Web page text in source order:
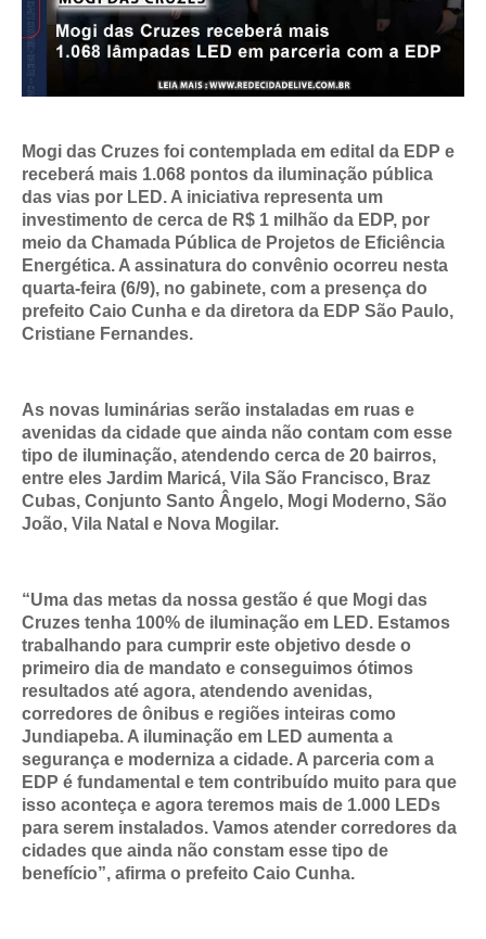
Mogi das Cruzes foi contemplada em edital da EDP e
receberá mais 1.068 pontos da iluminação pública
das vias por LED. A iniciativa representa um
investimento de cerca de R$ 1 milhão da EDP, por
meio da Chamada Pública de Projetos de Eficiência
Energética. A assinatura do convênio ocorreu nesta
quarta-feira (6/9), no gabinete, com a presença do
prefeito Caio Cunha e da diretora da EDP São Paulo,
Cristiane Fernandes.
As novas luminárias serão instaladas em ruas e
avenidas da cidade que ainda não contam com esse
tipo de iluminação, atendendo cerca de 20 bairros,
entre eles Jardim Maricá, Vila São Francisco, Braz
Cubas, Conjunto Santo Ângelo, Mogi Moderno, São
João, Vila Natal e Nova Mogilar.
“Uma das metas da nossa gestão é que Mogi das
Cruzes tenha 100% de iluminação em LED. Estamos
trabalhando para cumprir este objetivo desde o
primeiro dia de mandato e conseguimos ótimos
resultados até agora, atendendo avenidas,
corredores de ônibus e regiões inteiras como
Jundiapeba. A iluminação em LED aumenta a
segurança e moderniza a cidade. A parceria com a
EDP é fundamental e tem contribuído muito para que
isso aconteça e agora teremos mais de 1.000 LEDs
para serem instalados. Vamos atender corredores da
cidades que ainda não constam esse tipo de
benefício”, afirma o prefeito Caio Cunha.